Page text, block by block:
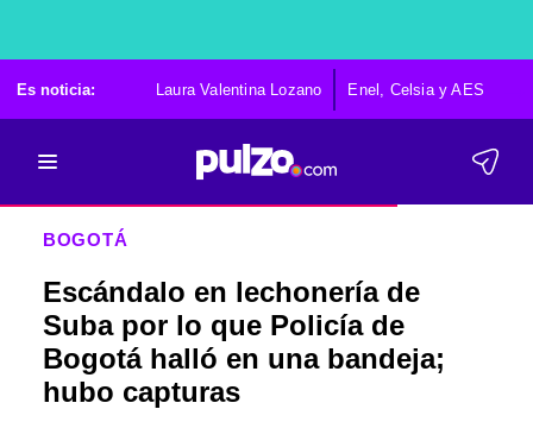
Es noticia: Laura Valentina Lozano Enel, Celsia y AES
BOGOTÁ
Escándalo en lechonería de
Suba por lo que Policía de
Bogotá halló en una bandeja;
hubo capturas